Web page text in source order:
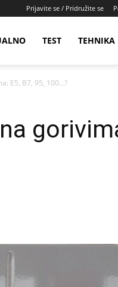
Prijavite se / Pridružite se
TEST TEHNIKA
E5, B7, 95, 100…?